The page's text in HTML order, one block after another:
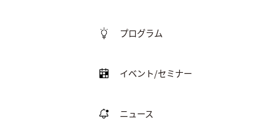
プログラム
イベント/セミナー
ニュース